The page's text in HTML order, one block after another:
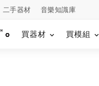
二手器材 音樂知識庫
買器材 買模組